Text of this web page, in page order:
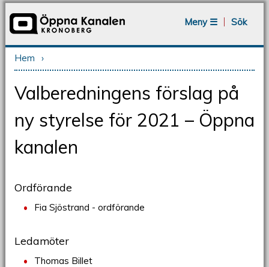
Meny ☰
Sök
Du är här
Hem ›
Valberedningens förslag på
ny styrelse för 2021 – Öppna
kanalen
Ordförande
Fia Sjöstrand - ordförande
Ledamöter
Thomas Billet